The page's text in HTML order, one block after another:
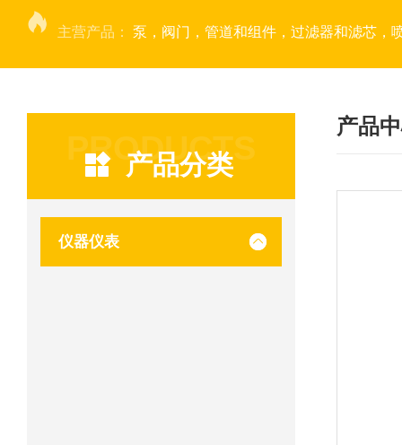
主营产品： 泵，阀门，管道和组件，过滤器和滤芯，
PRODUCTS
产品分类
仪器仪表
产品